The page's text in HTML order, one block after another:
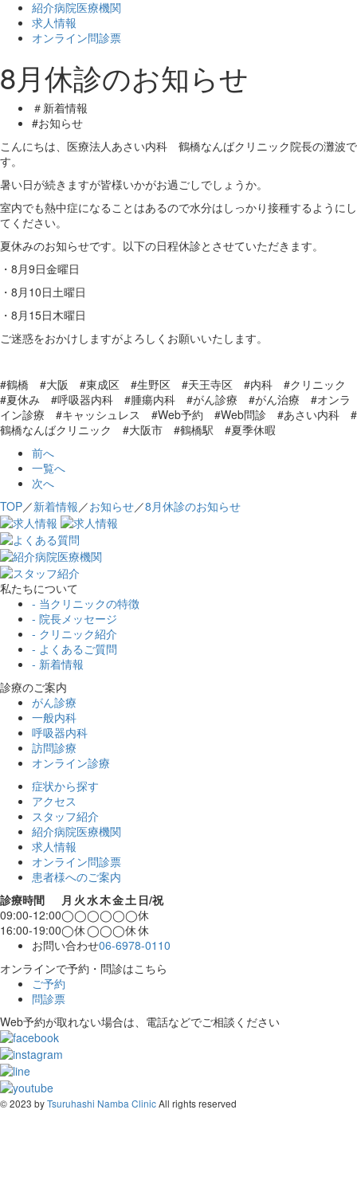
紹介病院医療機関
求人情報
オンライン問診票
8月休診のお知らせ
＃新着情報
#お知らせ
こんにちは、医療法人あさい内科 鶴橋なんばクリニック院長の灘波で
す。
暑い日が続きますが皆様いかがお過ごしでしょうか。
室内でも熱中症になることはあるので水分はしっかり接種するようにし
てください。
夏休みのお知らせです。以下の日程休診とさせていただきます。
・8月9日金曜日
・8月10日土曜日
・8月15日木曜日
ご迷惑をおかけしますがよろしくお願いいたします。
#鶴橋 #大阪 #東成区 #生野区 #天王寺区 #内科 #クリニック
#夏休み #呼吸器内科 #腫瘍内科 #がん診療 #がん治療 #オンラ
イン診療 #キャッシュレス #Web予約 #Web問診 #あさい内科 #
鶴橋なんばクリニック #大阪市 #鶴橋駅 #夏季休暇
前へ
一覧へ
次へ
TOP／新着情報／お知らせ／8月休診のお知らせ
私たちについて
- 当クリニックの特徴
- 院長メッセージ
- クリニック紹介
- よくあるご質問
- 新着情報
診療のご案内
がん診療
一般内科
呼吸器内科
訪問診療
オンライン診療
症状から探す
アクセス
スタッフ紹介
紹介病院医療機関
求人情報
オンライン問診票
患者様へのご案内
診療時間
月 火水木金土 日/祝
09:00-12:00◯◯◯◯◯◯休
16:00-19:00◯休◯◯◯休休
お問い合わせ06-6978-0110
オンラインで予約・問診はこちら
ご予約
問診票
Web予約が取れない場合は、電話などでご相談ください
© 2023 byTsuruhashi Namba ClinicAll rights reserved